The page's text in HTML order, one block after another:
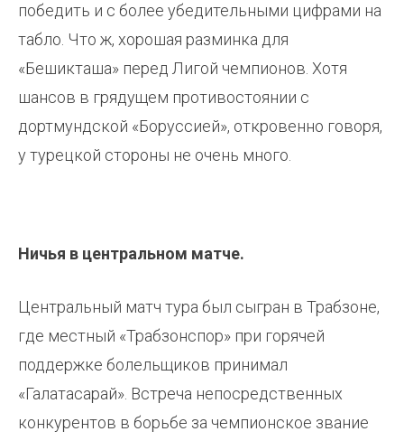
победить и с более убедительными цифрами на
табло. Что ж, хорошая разминка для
«Бешикташа» перед Лигой чемпионов. Хотя
шансов в грядущем противостоянии с
дортмундской «Боруссией», откровенно говоря,
у турецкой стороны не очень много.
Ничья в центральном матче.
Центральный матч тура был сыгран в Трабзоне,
где местный «Трабзонспор» при горячей
поддержке болельщиков принимал
«Галатасарай». Встреча непосредственных
конкурентов в борьбе за чемпионское звание